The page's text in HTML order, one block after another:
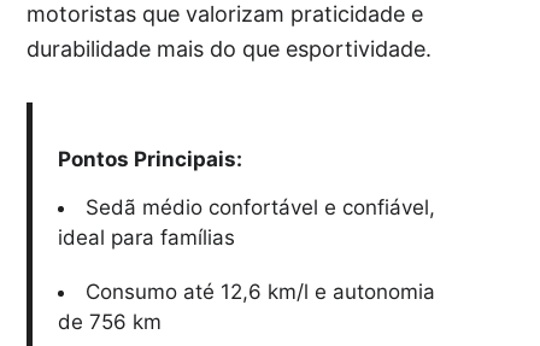
motoristas que valorizam praticidade e
durabilidade mais do que esportividade.
Pontos Principais:
Sedã médio confortável e confiável,
ideal para famílias
Consumo até 12,6 km/l e autonomia
de 756 km